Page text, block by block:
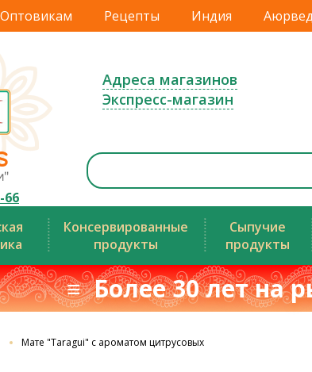
Оптовикам Рецепты Индия
66
Адреса магазинов
Экспресс-магазин
Консервированные
продукты
Сыпучие
продукты
≡ Более 30 лет на
Мате "Taragui" с ароматом цитрусовых